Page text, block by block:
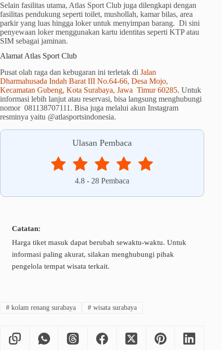
Selain fasilitas utama, Atlas Sport Club juga dilengkapi dengan
fasilitas pendukung seperti toilet, mushollah, kamar bilas, area
parkir yang luas hingga loker untuk menyimpan barang. Di sini
penyewaan loker menggunakan kartu identitas seperti KTP atau
SIM sebagai jaminan.
Alamat Atlas Sport Club
Pusat olah raga dan kebugaran ini terletak di Jalan
Dharmahusada Indah Barat III No.64-66, Desa Mojo,
Kecamatan Gubeng, Kota Surabaya, Jawa Timur 60285. Untuk
informasi lebih lanjut atau reservasi, bisa langsung menghubungi
nomor 081138707111. Bisa juga melalui akun Instagram
resminya yaitu @atlasportsindonesia.
Ulasan Pembaca
4.8 - 28 Pembaca
Catatan:
Harga tiket masuk dapat berubah sewaktu-waktu. Untuk
informasi paling akurat, silakan menghubungi pihak
pengelola tempat wisata terkait.
#kolam renang surabaya #wisata surabaya